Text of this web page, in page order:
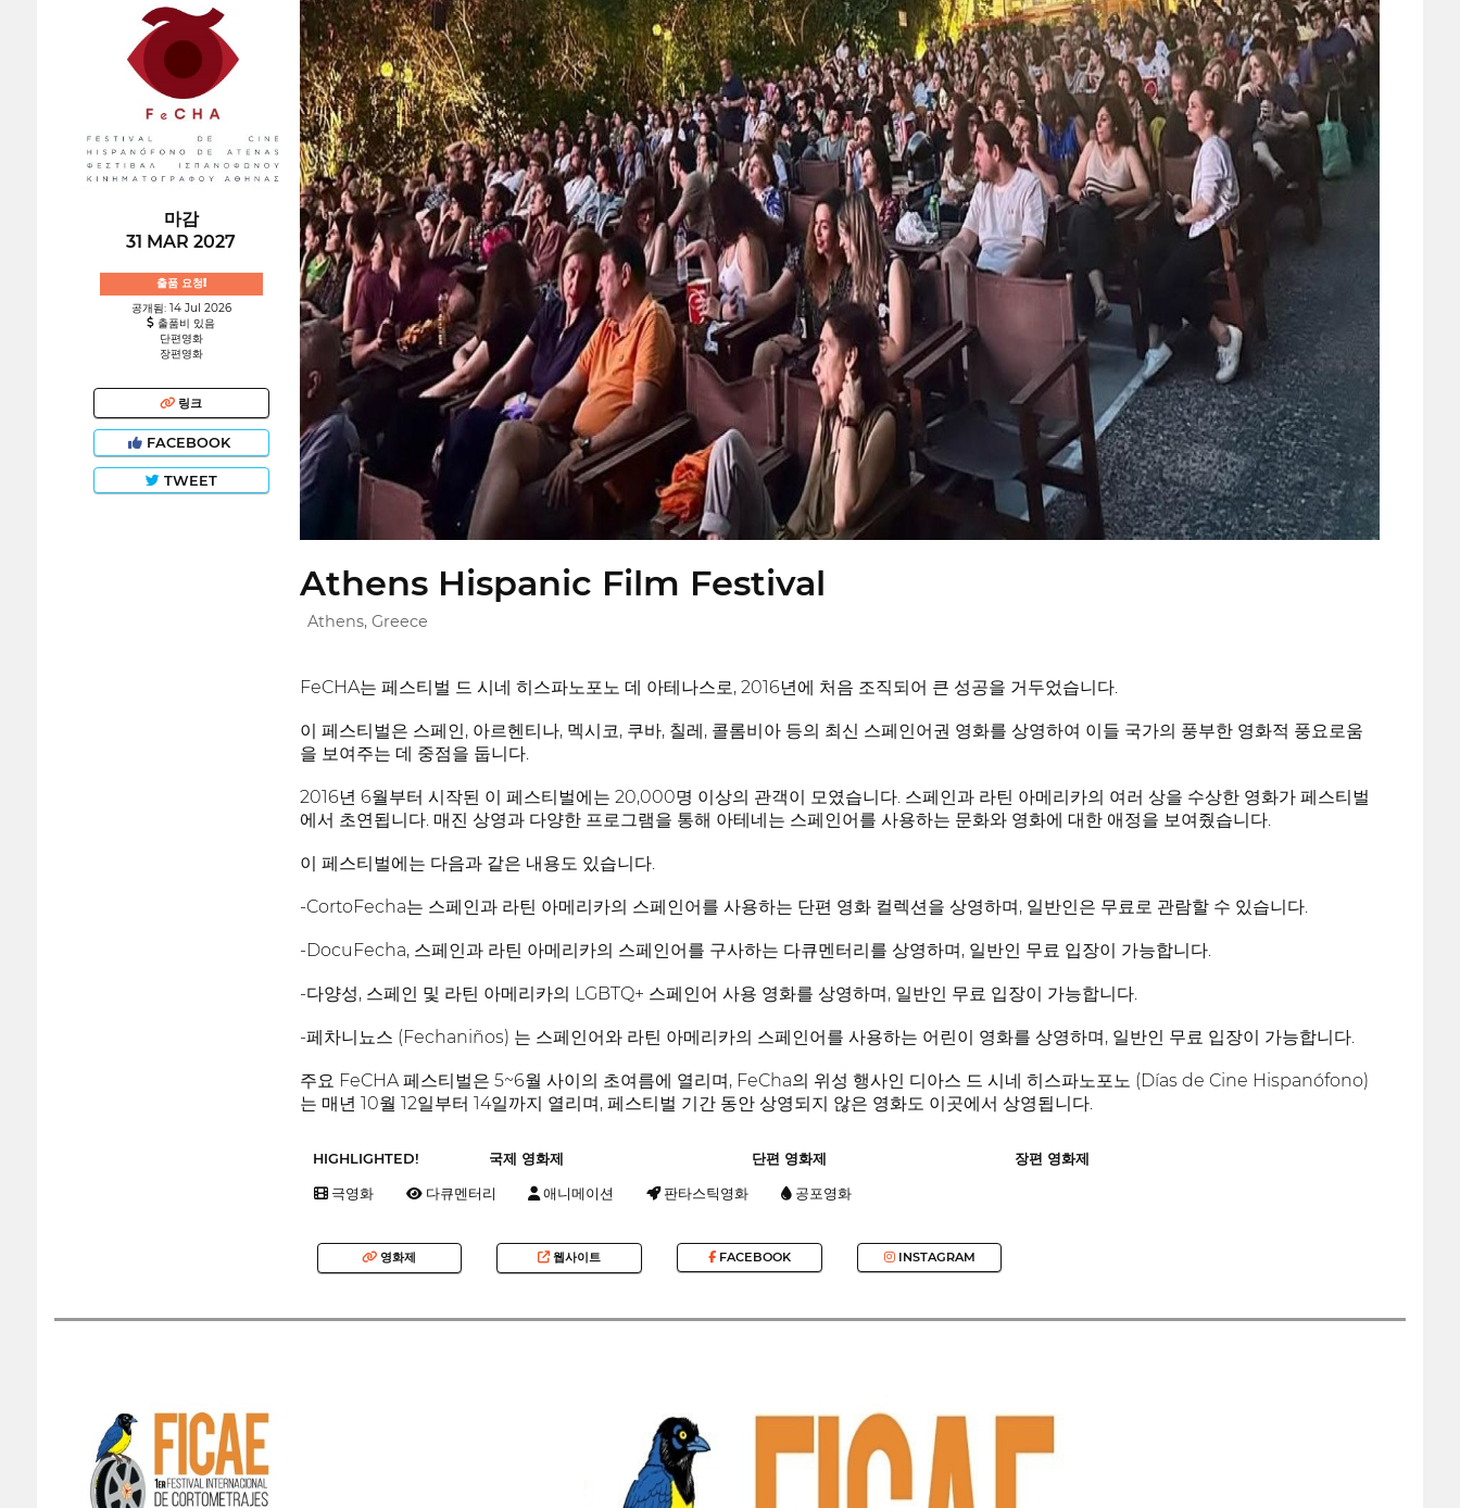
마감
31 MAR 2027
출품 요청!
공개됨: 14 Jul 2026
출품비 있음
단편영화
장편영화
링크
FACEBOOK
TWEET
Athens Hispanic Film Festival
Athens, Greece
FeCHA는 페스티벌 드 시네 히스파노포노 데 아테나스로, 2016년에 처음 조직되어 큰 성공을 거두었습니다.
이 페스티벌은 스페인, 아르헨티나, 멕시코, 쿠바, 칠레, 콜롬비아 등의 최신 스페인어권 영화를 상영하여 이들 국가의 풍부한 영화적 풍요로움
을 보여주는 데 중점을 둡니다.
2016년 6월부터 시작된 이 페스티벌에는 20,000명 이상의 관객이 모였습니다. 스페인과 라틴 아메리카의 여러 상을 수상한 영화가 페스티벌
에서 초연됩니다. 매진 상영과 다양한 프로그램을 통해 아테네는 스페인어를 사용하는 문화와 영화에 대한 애정을 보여줬습니다.
이 페스티벌에는 다음과 같은 내용도 있습니다.
-CortoFecha는 스페인과 라틴 아메리카의 스페인어를 사용하는 단편 영화 컬렉션을 상영하며, 일반인은 무료로 관람할 수 있습니다.
-DocuFecha, 스페인과 라틴 아메리카의 스페인어를 구사하는 다큐멘터리를 상영하며, 일반인 무료 입장이 가능합니다.
-다양성, 스페인 및 라틴 아메리카의 LGBTQ+ 스페인어 사용 영화를 상영하며, 일반인 무료 입장이 가능합니다.
-페차니뇨스 (Fechaniños) 는 스페인어와 라틴 아메리카의 스페인어를 사용하는 어린이 영화를 상영하며, 일반인 무료 입장이 가능합니다.
주요 FeCHA 페스티벌은 5~6월 사이의 초여름에 열리며, FeCha의 위성 행사인 디아스 드 시네 히스파노포노 (Días de Cine Hispanófono)
는 매년 10월 12일부터 14일까지 열리며, 페스티벌 기간 동안 상영되지 않은 영화도 이곳에서 상영됩니다.
HIGHLIGHTED! 국제 영화제 단편 영화제 장편 영화제
극영화 다큐멘터리 애니메이션 판타스틱영화 공포영화
영화제 웹사이트 FACEBOOK INSTAGRAM